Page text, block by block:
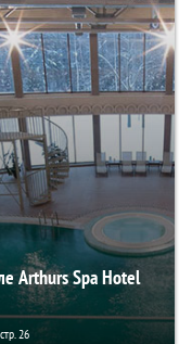
Arthurs Spa Hotel
26